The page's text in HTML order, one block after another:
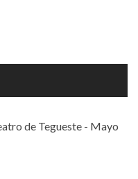
de Tegueste - Mayo